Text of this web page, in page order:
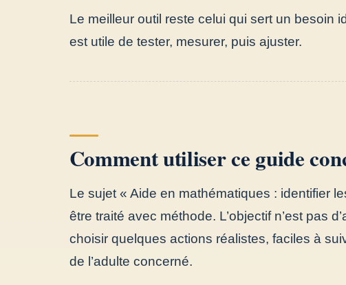
Le meilleur outil reste celui qui sert un besoin
est utile de tester, mesurer, puis ajuster.
Comment utiliser ce guide
Le sujet « Aide en mathématiques : identifier
être traité avec méthode. L’objectif n’est pas
choisir quelques actions réalistes, faciles à
de l’adulte concerné.